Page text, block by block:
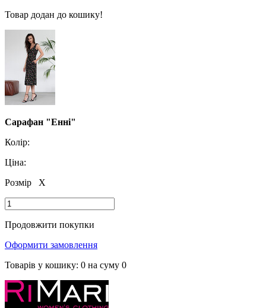
Товар додан до кошику!
Сарафан "Енні"
Колір:
Ціна:
Розмір
X
Продовжити покупки
Оформити замовлення
Товарів у кошику: 0 на суму 0